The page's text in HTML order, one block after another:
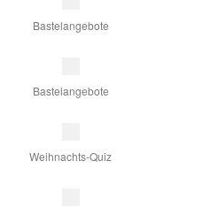
Bastelangebote
Bastelangebote
Weihnachts-Quiz